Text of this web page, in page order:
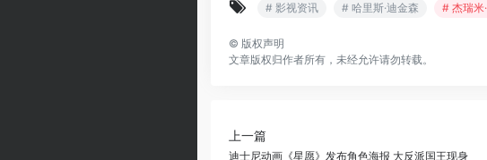
# 影视资讯 # 哈里斯·迪金森 # 杰瑞米
© 版权声明
文章版权归作者所有，未经允许请勿转载。
上一篇
迪士尼动画《星愿》发布角色海报 大反派国王现身